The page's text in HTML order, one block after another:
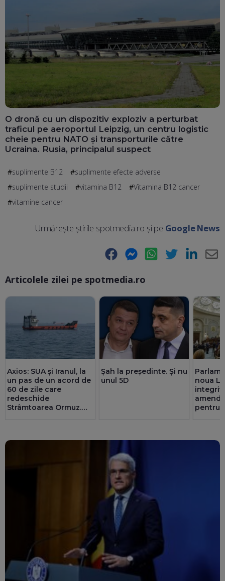
O dronă cu un dispozitiv exploziv a perturbat
traficul pe aeroportul Leipzig, un centru logistic
cheie pentru NATO și transporturile către
Ucraina. Rusia, principalul suspect
suplimente B12
suplimente efecte adverse
suplimente studii
vitamina B12
Vitamina B12 cancer
vitamine cancer
Urmărește știrile spotmedia.ro și pe Google News
Facebook Messenger WhatsApp Twitter LinkedIn
Articolele zilei pe spotmedia.ro
Axios: SUA și Iranul, la
un pas de un acord de
60 de zile care
redeschide
Strâmtoarea Ormuz.
Șah la președinte. Și nu
unul 5D
noua
pentru